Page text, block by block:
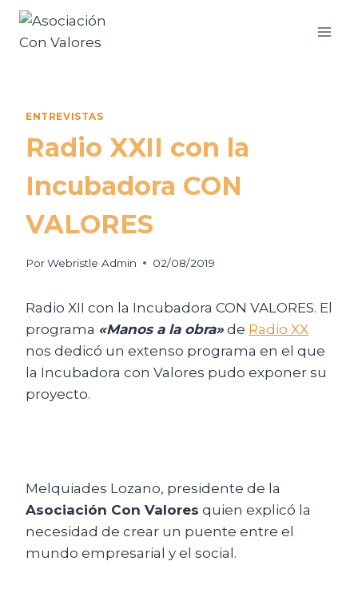
ENTREVISTAS
Radio XXII con la
Incubadora CON
VALORES
PorWebristle Admin 02/08/2019
Radio XII con la Incubadora CON VALORES. El
programa «Manos a la obra» de Radio XX
nos dedicó un extenso programa en el que
la Incubadora con Valores pudo exponer su
proyecto.
Melquiades Lozano, presidente de la
Asociación Con Valores quien explicó la
necesidad de crear un puente entre el
mundo empresarial y el social.